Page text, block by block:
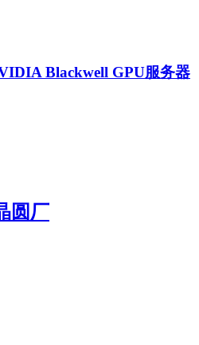
Blackwell GPU服务器
圆厂